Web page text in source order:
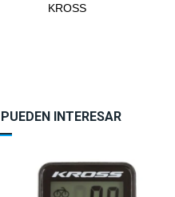
KROSS
INTERESAR